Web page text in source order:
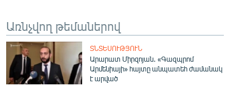
ՏԵՍԱՆՅՈՒԹԵՐ
ԲԱՆԱՎԵՃ
ՁԳՏԵԼՈՎ ԼԱՎԱԳՈՒՅՆԻՆ
Առնչվող թեմաներով
ՏՆՏԵՍՈՒԹՅՈՒՆ
Արարատ Միրզոյան․ «Գազպրոմ
Արմենիայի» հայտը անպատեհ ժամանակ
է արված